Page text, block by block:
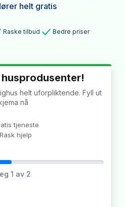
helt gratis
Raske tilbud Bedre priser
helt uforpliktende. Fyll ut
nå
tjeneste
Rask hjelp
1 av 2